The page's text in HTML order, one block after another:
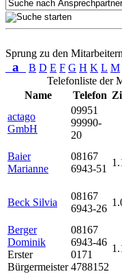
Sprung zu den
a B D E F G H K L M
Telefonliste der
Name
Telefon
actago
GmbH
09951
99990-
20
Baier
Marianne
08167
6943-51
Beck Silvia
08167
6943-26
Berger
Dominik
Erster
Bürgermeister
08167
6943-46
0171
4788152